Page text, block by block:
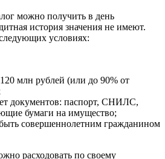
можно получить в день
история значения не имеют.
условиях:
млн рублей (или до 90% от
документов: паспорт, СНИЛС,
бумаги на имущество;
совершеннолетним гражданином
расходовать по своему